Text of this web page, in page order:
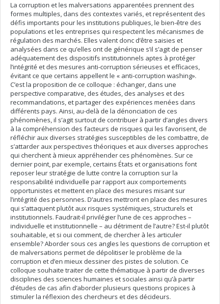
La corruption et les malversations apparentées prennent des
formes multiples, dans des contextes variés, et représentent des
défis importants pour les institutions publiques, le bien-être des
populations et les entreprises qui respectent les mécanismes de
régulation des marchés. Elles valent donc d’être saisies et
analysées dans ce qu’elles ont de générique s’il s’agit de penser
adéquatement des dispositifs institutionnels aptes à protéger
l’intégrité et des mesures anti-corruption sérieuses et efficaces,
évitant ce que certains appellent le « anti-corruption washing».
C’est la proposition de ce colloque : échanger, dans une
perspective comparative, des études, des analyses et des
recommandations, et partager des expériences menées dans
différents pays. Ainsi, au-delà de la dénonciation de ces
phénomènes, il s’agit surtout de contribuer à partir d’angles divers
à la compréhension des facteurs de risques qui les favorisent, de
réfléchir aux diverses stratégies susceptibles de les combattre, de
s’attarder aux perspectives théoriques et aux diverses approches
qui cherchent à mieux appréhender ces phénomènes. Sur ce
dernier point, par exemple, certains États et organisations font
reposer leur stratégie de lutte contre la corruption sur la
responsabilité individuelle par rapport aux comportements
opportunistes et mettent en place des mesures misant sur
l’intégrité des personnes. D’autres mettront en place des mesures
qui s’attaquent plutôt aux risques systémiques, structurels et
institutionnels. Faudrait-il privilégier l’une de ces approches –
individuelle et institutionnelle – au détriment de l’autre? Est-il plutôt
souhaitable, et si oui comment, de chercher à les articuler
ensemble? Aborder sous ces angles les questions de corruption et
de malversations permet de dépolitiser le problème de la
corruption et d’en mieux dessiner des pistes de solution. Ce
colloque souhaite traiter de cette thématique à partir de diverses
disciplines des sciences humaines et sociales ainsi qu’à partir
d’études de cas afin d’aborder plusieurs questions propices à
stimuler la réflexion des chercheurs et des décideurs.